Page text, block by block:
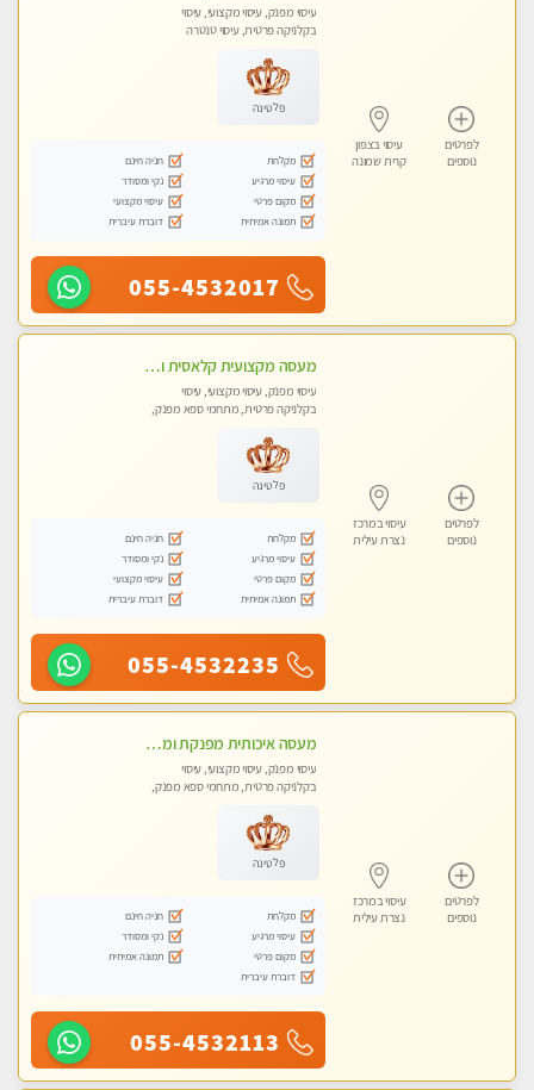
לפרטים
נוספים
עיסוי בצפון
קרית שמונה
עיסוי מפנק, עיסוי מקצועי, עיסוי
בקלניקה פרטית, עיסוי טנטרה
פלטינה
מקלחת
חניה חינם
עיסוי מרגיע
נקי ומסודר
מקום פרטי
עיסוי מקצועי
תמונה אמיתית
דוברת עיברית
055-4532017
לפרטים
נוספים
עיסוי במרכז
נצרת עילית
מעסה מקצועית קלאסית ומפנקת בחיפה
עיסוי מפנק, עיסוי מקצועי, עיסוי
בקלניקה פרטית, מתחמי ספא מפנק,
פלטינה
מקלחת
חניה חינם
עיסוי מרגיע
נקי ומסודר
מקום פרטי
עיסוי מקצועי
תמונה אמיתית
דוברת עיברית
055-4532235
לפרטים
נוספים
עיסוי במרכז
נצרת עילית
מעסה איכותית מפנקת ומקצועית מאוד-עיסוי מרגיע ושקט במקום מדהים עיסוי מושקע מאוד לכל שרירי הגוף...מומלץ!! פרטי !!
עיסוי מפנק, עיסוי מקצועי, עיסוי
בקלניקה פרטית, מתחמי ספא מפנק,
פלטינה
מקלחת
חניה חינם
עיסוי מרגיע
נקי ומסודר
מקום פרטי
תמונה אמיתית
דוברת עיברית
055-4532113